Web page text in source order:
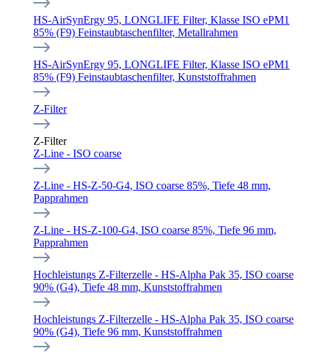
HS-AirSynErgy 95, LONGLIFE Filter, Klasse ISO ePM1
85% (F9) Feinstaubtaschenfilter, Metallrahmen
HS-AirSynErgy 95, LONGLIFE Filter, Klasse ISO ePM1
85% (F9) Feinstaubtaschenfilter, Kunststoffrahmen
Z-Filter
Z-Filter
Z-Line - ISO coarse
Z-Line - HS-Z-50-G4, ISO coarse 85%, Tiefe 48 mm,
Papprahmen
Z-Line - HS-Z-100-G4, ISO coarse 85%, Tiefe 96 mm,
Papprahmen
Hochleistungs Z-Filterzelle - HS-Alpha Pak 35, ISO coarse
90% (G4), Tiefe 48 mm, Kunststoffrahmen
Hochleistungs Z-Filterzelle - HS-Alpha Pak 35, ISO coarse
90% (G4), Tiefe 96 mm, Kunststoffrahmen